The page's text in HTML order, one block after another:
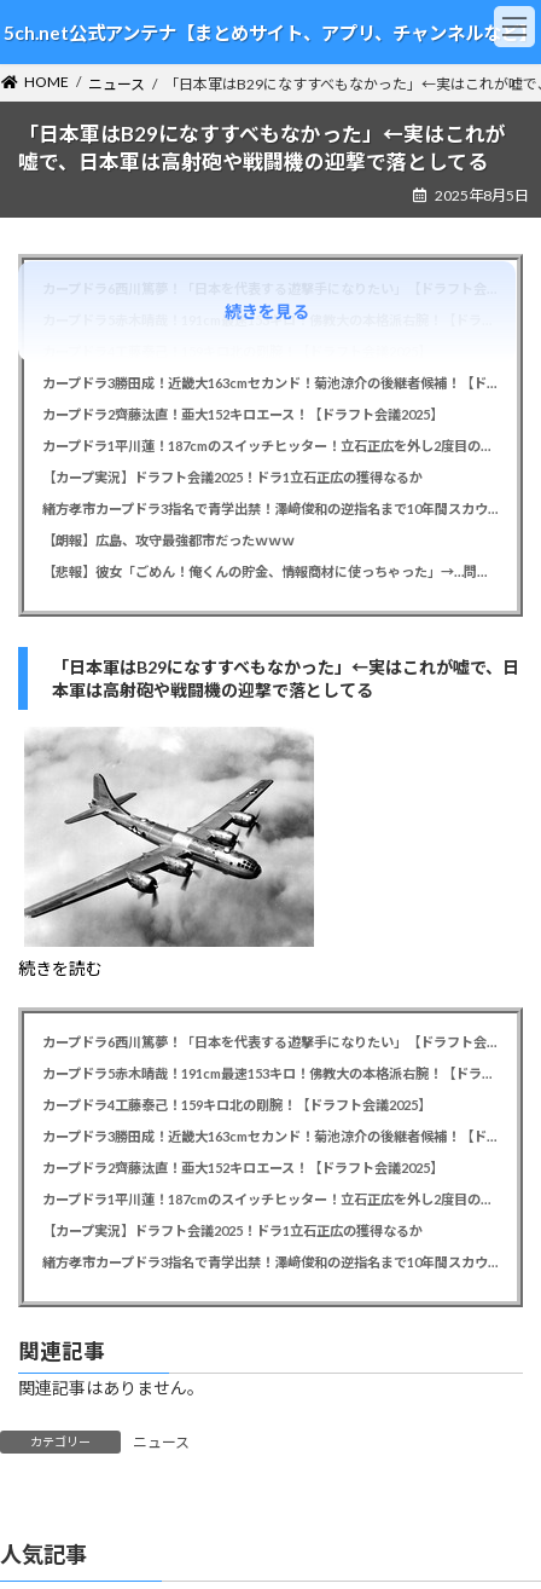
ン
テ
ン
ツ
ビ
ゲ
ー
シ
5ch.net公式アンテナ【まとめサイト、アプリ、チャンネルなど】
HOME ニュース 「日本軍はB29になすすべもなかった」←実はこれが嘘
「日本軍はB29になすすべもなかった」←実はこれが
嘘で、日本軍は高射砲や戦闘機の迎撃で落としてる
2025年8月5日
カープドラ3勝田成！近畿大163cmセカンド！菊池涼介の後継者候補！【ドラフト会議2025】
カープドラ2齊藤汰直！亜大152キロエース！【ドラフト会議2025】
カープドラ1平川蓮！187cmのスイッチヒッター！立石正広を外し2度目の重複も新井監督がクジを引き当てる！【ドラフト会議2025】
【カープ実況】ドラフト会議2025！ドラ1立石正広の獲得なるか
緒方孝市カープドラ3指名で青学出禁！澤﨑俊和の逆指名まで10年間スカウト出禁
【朗報】広島、攻守最強都市だったｗｗｗ
【悲報】彼女「ごめん！俺くんの貯金、情報商材に使っちゃった」→…問い詰めたらギャン泣きされたんだが俺が悪いのか？
「日本軍はB29になすすべもなかった」←実はこれが嘘で、日
本軍は高射砲や戦闘機の迎撃で落としてる
続きを読む
続きを見る
カープドラ6西川篤夢！「日本を代表する遊撃手になりたい」【ドラフト会議2025】
カープドラ5赤木晴哉！191cm最速153キロ！佛教大の本格派右腕！【ドラフト会議2025】
カープドラ4工藤泰己！159キロ北の剛腕！【ドラフト会議2025】
カープドラ3勝田成！近畿大163cmセカンド！菊池涼介の後継者候補！【ドラフト会議2025】
カープドラ2齊藤汰直！亜大152キロエース！【ドラフト会議2025】
カープドラ1平川蓮！187cmのスイッチヒッター！立石正広を外し2度目の重複も新井監督がクジを引き当てる！【ドラフト会議2025】
【カープ実況】ドラフト会議2025！ドラ1立石正広の獲得なるか
緒方孝市カープドラ3指名で青学出禁！澤﨑俊和の逆指名まで10年間スカウト出禁
関連記事
関連記事はありません。
カテゴリー ニュース
人気記事